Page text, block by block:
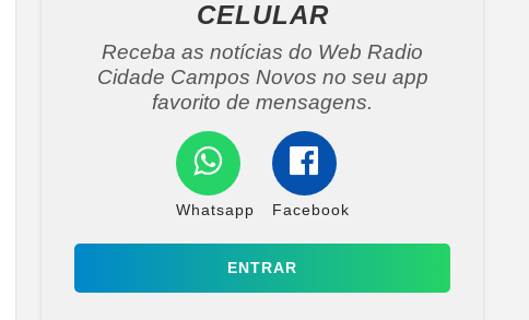
CELULAR
Receba as notícias do Web Radio
Cidade Campos Novos no seu app
favorito de mensagens.
Whatsapp Facebook
ENTRAR